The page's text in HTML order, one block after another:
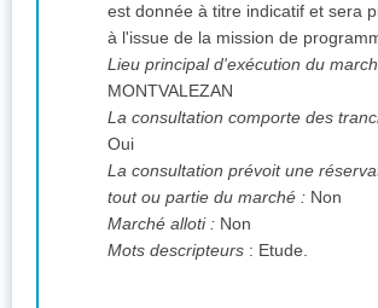
est donnée à titre indicatif et sera
à l'issue de la mission de
Lieu principal d'exécution du
MONTVALEZAN
La consultation comporte des
Oui
La consultation prévoit une
tout ou partie du marché : Non
Marché alloti : Non
Mots descripteurs : Etude.